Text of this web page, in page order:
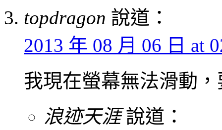
topdragon 說道：
2013 年 08 月 06 日 at
我現在螢幕無法滑動
浪迹天涯 說道：